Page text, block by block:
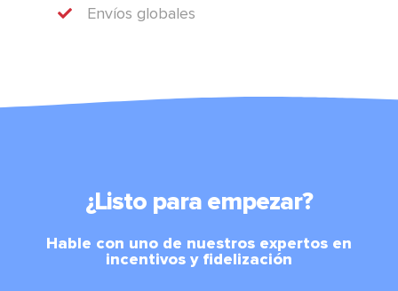
Envíos globales
¿Listo para empezar?
Hable con uno de nuestros expertos en
incentivos y fidelización